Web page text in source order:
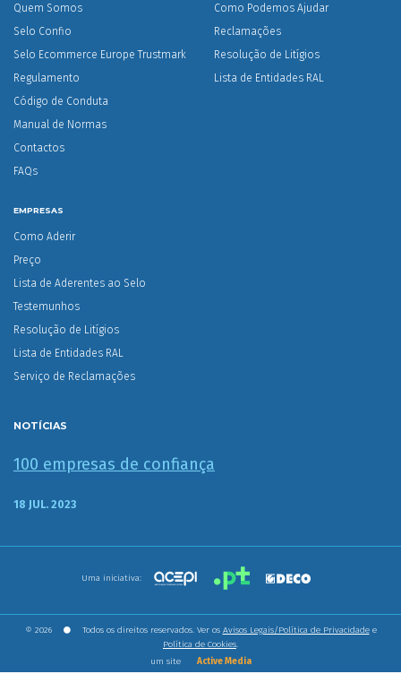
Quem Somos
Selo Confio
Selo Ecommerce Europe Trustmark
Regulamento
Código de Conduta
Manual de Normas
Contactos
FAQs
Como Podemos Ajudar
Reclamações
Resolução de Litígios
Lista de Entidades RAL
EMPRESAS
Como Aderir
Preço
Lista de Aderentes ao Selo
Testemunhos
Resolução de Litígios
Lista de Entidades RAL
Serviço de Reclamações
NOTÍCIAS
100 empresas de confiança
18 JUL. 2023
Uma iniciativa:
© 2026 Todos os direitos reservados. Ver os Avisos Legais/Política de Privacidadee
Política de Cookies.
um site
Active Media